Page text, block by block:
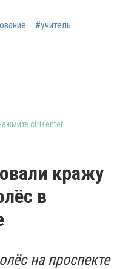
#учитель
ctrl+enter
кражу
в
на проспекте